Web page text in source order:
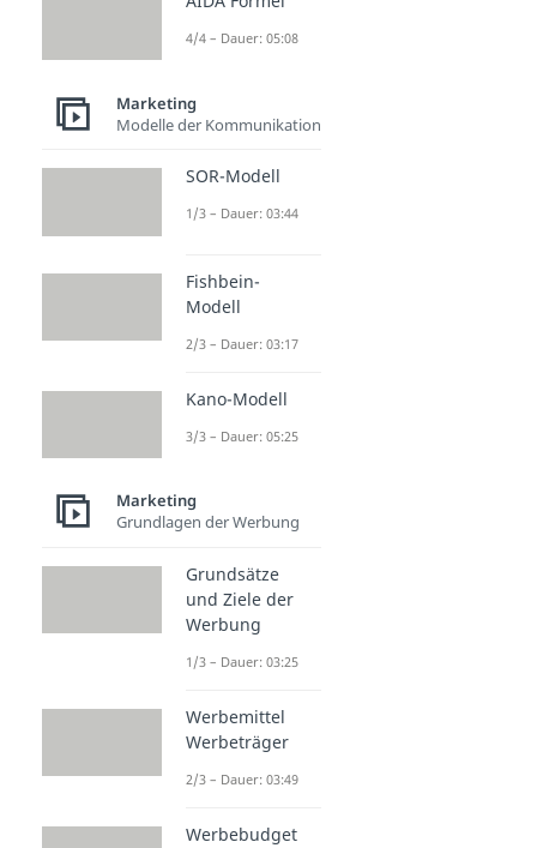
4/4 – Dauer: 05:08
Marketing
Modelle der Kommunikation
SOR-Modell
1/3 – Dauer: 03:44
Fishbein-
Modell
2/3 – Dauer: 03:17
Kano-Modell
3/3 – Dauer: 05:25
Marketing
Grundlagen der Werbung
Grundsätze
und Ziele der
Werbung
1/3 – Dauer: 03:25
Werbemittel
Werbeträger
2/3 – Dauer: 03:49
Werbebudget